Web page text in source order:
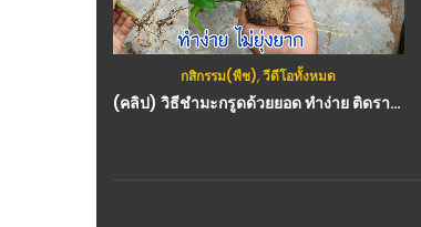
กสิกรรม(พืช),วีดีโอทั้งหมด
(คลิป) วิธีชำมะกรูดด้วยยอด ทำง่าย ติดรากเยอะใช้เวลาไม่นาน : วีดีโอ เกษตร